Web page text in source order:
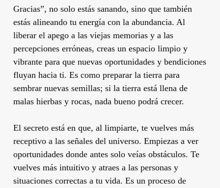
Gracias”, no solo estás sanando, sino que también
estás alineando tu energía con la abundancia. Al
liberar el apego a las viejas memorias y a las
percepciones erróneas, creas un espacio limpio y
vibrante para que nuevas oportunidades y bendiciones
fluyan hacia ti. Es como preparar la tierra para
sembrar nuevas semillas; si la tierra está llena de
malas hierbas y rocas, nada bueno podrá crecer.
El secreto está en que, al limpiarte, te vuelves más
receptivo a las señales del universo. Empiezas a ver
oportunidades donde antes solo veías obstáculos. Te
vuelves más intuitivo y atraes a las personas y
situaciones correctas a tu vida. Es un proceso de